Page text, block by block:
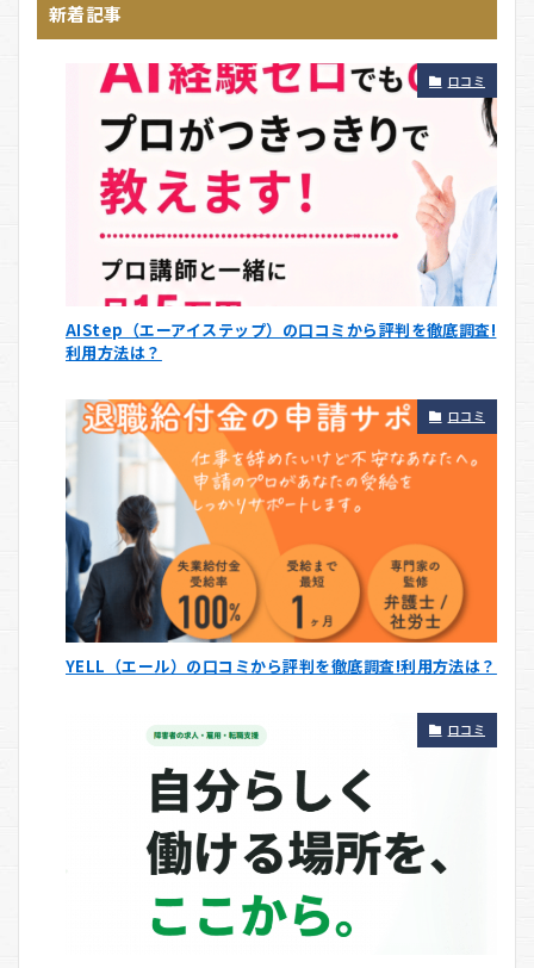
新着記事
口コミ
AIStep（エーアイステップ）の口コミから評判を徹底調査!
利用方法は？
口コミ
YELL（エール）の口コミから評判を徹底調査!利用方法は？
口コミ